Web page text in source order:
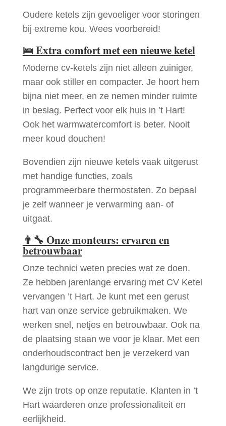
Oudere ketels zijn gevoeliger voor storingen
bij extreme kou. Wees voorbereid!
🛌Extra comfort met een nieuwe ketel
Moderne cv-ketels zijn niet alleen zuiniger,
maar ook stiller en compacter. Je hoort hem
bijna niet meer, en ze nemen minder ruimte
in beslag. Perfect voor elk huis in ’t Hart!
Ook het warmwatercomfort is beter. Nooit
meer koud douchen!
Bovendien zijn nieuwe ketels vaak uitgerust
met handige functies, zoals
programmeerbare thermostaten. Zo bepaal
je zelf wanneer je verwarming aan- of
uitgaat.
👨‍🔧 Onze monteurs: ervaren en
betrouwbaar
Onze technici weten precies wat ze doen.
Ze hebben jarenlange ervaring met CV Ketel
vervangen ’t Hart. Je kunt met een gerust
hart van onze service gebruikmaken. We
werken snel, netjes en betrouwbaar. Ook na
de plaatsing staan we voor je klaar. Met een
onderhoudscontract ben je verzekerd van
langdurige service.
We zijn trots op onze reputatie. Klanten in ’t
Hart waarderen onze professionaliteit en
eerlijkheid.